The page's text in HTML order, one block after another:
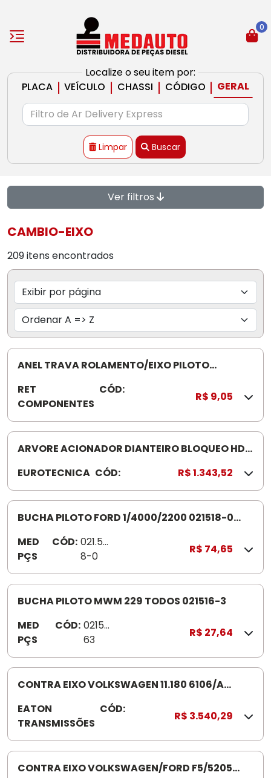
Localize o seu item por:
PLACA | VEÍCULO | CHASSI | CÓDIGO | GERAL
Limpar Buscar
0
Ver filtros
CAMBIO-EIXO
209 itens encontrados
ANEL TRAVA ROLAMENTO/EIXO PILOTO
RET
COMPONENTES
CÓD:
6
2
5
R$ 9,05
ARVORE ACIONADOR DIANTEIRO BLOQUEO HD4
EUROTECNICA CÓD:
1
9
9
R$ 1.343,52
BUCHA PILOTO FORD 1/4000/2200 021518-0
MED
PÇS
CÓD: 021.51
8-0
R$ 74,65
BUCHA PILOTO MWM 229 TODOS 021516-3
MED
PÇS
CÓD: 02151
63
R$ 27,64
CONTRA EIXO VOLKSWAGEN 11.180 6106/A
EATON
TRANSMISSÕES
CÓD:
6
4
0
R$ 3.540,29
CONTRA EIXO VOLKSWAGEN/FORD F5/5205